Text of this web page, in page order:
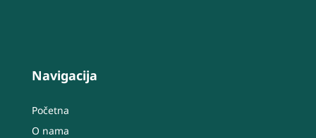
Navigacija
Početna
O nama